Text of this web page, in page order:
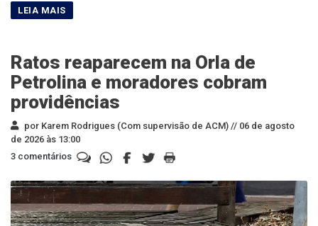
Ratos reaparecem na Orla de
Petrolina e moradores cobram
providências
por Karem Rodrigues (Com supervisão de ACM) // 06 de agosto
de 2026 às 13:00
3 comentários